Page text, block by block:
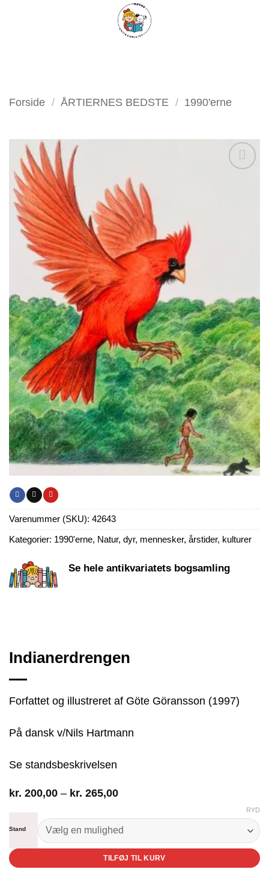
FILTER
Forside / ÅRTIERNES BEDSTE / 1990'erne
Varenummer (SKU): 42643
Kategorier: 1990'erne, Natur, dyr, mennesker, årstider, kulturer
Se hele antikvariatets bogsamling
Indianerdrengen
Forfattet og illustreret af Göte Göransson (1997)
På dansk v/Nils Hartmann
Se standsbeskrivelsen
kr. 200,00 – kr. 265,00Prisinterval:
kr. 265,00
Stand
RYD
TILFØJ TIL KURV